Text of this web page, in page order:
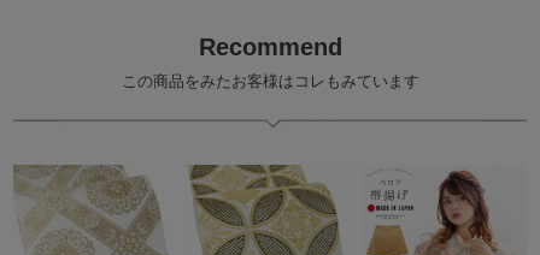
Recommend
この商品をみたお客様はコレもみています